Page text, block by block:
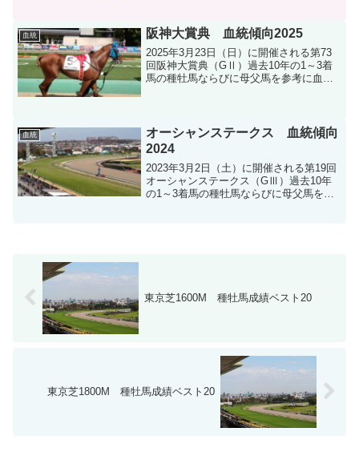
血統 阪神大賞典 血統傾向2025
2025年3月23日（日）に開催される第73
回阪神大賞典（GⅡ）過去10年の1～3着
馬の種牡馬ならびに母父馬を参考に血統
血統
オーシャンステークス 血統傾向
2024
2023年3月2日（土）に開催される第19回
オーシャンステークス（GⅢ）過去10年
の1～3着馬の種牡馬ならびに母父馬を参
東京芝1600M 種牡馬成績ベスト20
東京芝1800M 種牡馬成績ベスト20